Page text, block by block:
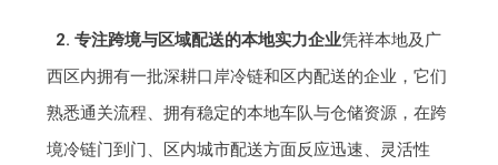
2. 专注跨境与区域配送的本地实力企业凭祥本地及广
西区内拥有一批深耕口岸冷链和区内配送的企业，它们
熟悉通关流程、拥有稳定的本地车队与仓储资源，在跨
境冷链门到门、区内城市配送方面反应迅速、灵活性